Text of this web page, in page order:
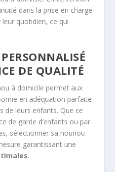
dans la prise en charge
quotidien, ce qui
DE QUALITÉ
à domicile permet aux
en adéquation parfaite
de leurs enfants. Que ce
de garde d’enfants ou par
sélectionner sa nounou
garantissant une
.